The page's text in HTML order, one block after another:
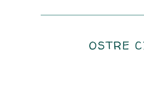
OSTRE